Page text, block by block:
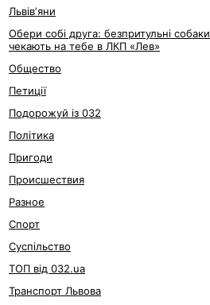
Львівʼяни
Обери собі друга: безпритульні собаки
чекають на тебе в ЛКП «Лев»
Общество
Петиції
Подорожуй із 032
Політика
Пригоди
Происшествия
Разное
Спорт
Суспільство
ТОП від 032.ua
Транспорт Львова